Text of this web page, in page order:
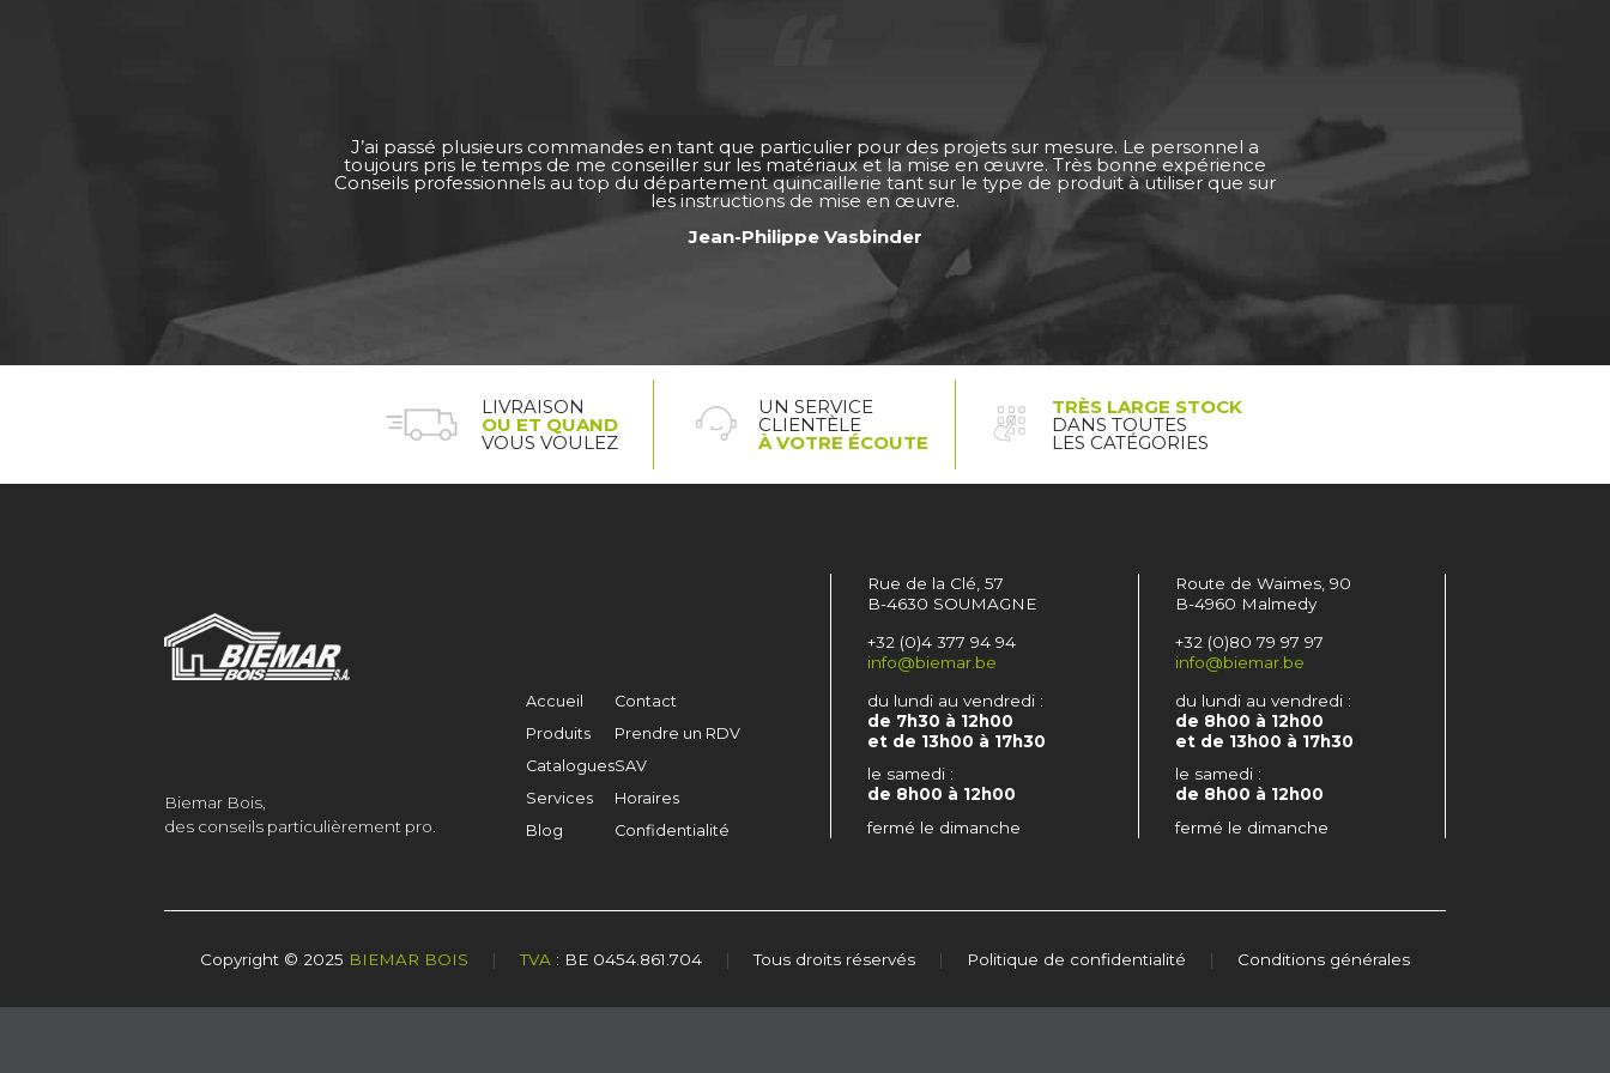
J’ai passé plusieurs commandes en tant que particulier pour des projets sur mesure. Le personnel a
toujours pris le temps de me conseiller sur les matériaux et la mise en œuvre. Très bonne expérience
Conseils professionnels au top du département quincaillerie tant sur le type de produit à utiliser que sur
les instructions de mise en œuvre.
Jean-Philippe Vasbinder
LIVRAISON
OU ET QUAND
VOUS VOULEZ
UN SERVICE
CLIENTÈLE
À VOTRE ÉCOUTE
TRÈS LARGE STOCK
DANS TOUTES
LES CATÉGORIES
Biemar Bois,
des conseils particulièrement pro.
Accueil
Produits
Catalogues
Services
Blog
Contact
Prendre un RDV
SAV
Horaires
Confidentialité
Rue de la Clé, 57
B-4630 SOUMAGNE
+32 (0)4 377 94 94
info@biemar.be
du lundi au vendredi :
de 7h30 à 12h00
et de 13h00 à 17h30
le samedi :
de 8h00 à 12h00
fermé le dimanche
Route de Waimes, 90
B-4960 Malmedy
+32 (0)80 79 97 97
info@biemar.be
du lundi au vendredi :
de 8h00 à 12h00
et de 13h00 à 17h30
le samedi :
de 8h00 à 12h00
fermé le dimanche
Copyright © 2025 BIEMAR BOIS | TVA : BE 0454.861.704 | Tous droits réservés | Politique de confidentialité | Conditions générales